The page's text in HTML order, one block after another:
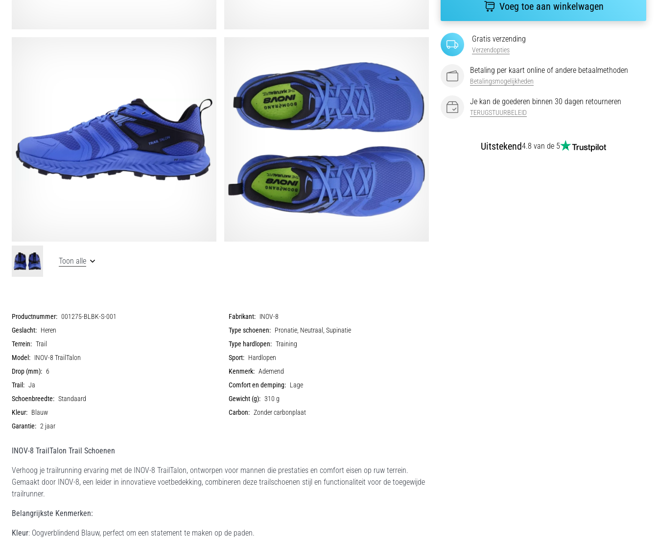
Voeg toe aan winkelwagen
Gratis verzending
Verzendopties
Betaling per kaart online of andere betaalmethoden
Betalingsmogelijkheden
Je kan de goederen binnen 30 dagen retourneren
TERUGSTUURBELEID
Uitstekend4.8 van de 5
Toon alle
Productnummer: 001275-BLBK-S-001 Fabrikant: INOV-8
Geslacht: Heren Type schoenen: Pronatie, Neutraal, Supinatie
Terrein: Trail Type hardlopen: Training
Model: INOV-8 TrailTalon Sport: Hardlopen
Drop (mm): 6 Kenmerk: Ademend
Trail: Ja Comfort en demping: Lage
Schoenbreedte: Standaard Gewicht (g): 310 g
Kleur: Blauw Carbon: Zonder carbonplaat
Garantie: 2 jaar
INOV-8 TrailTalon Trail Schoenen
Verhoog je trailrunning ervaring met de INOV-8 TrailTalon, ontworpen voor mannen die prestaties en comfort eisen op ruw terrein.
Gemaakt door INOV-8, een leider in innovatieve voetbedekking, combineren deze trailschoenen stijl en functionaliteit voor de toegewijde
trailrunner.
Belangrijkste Kenmerken:
Kleur: Oogverblindend Blauw, perfect om een statement te maken op de paden.